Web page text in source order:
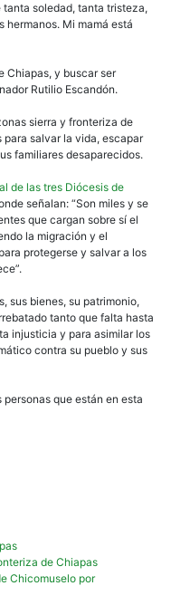
tanta soledad, tanta tristeza,
hermanos. Mi mamá está
Chiapas, y buscar ser
Rutilio Escandón.
sierra y fronteriza de
salvar la vida, escapar
familiares desaparecidos.
de las tres Diócesis de
señalan: “Son miles y se
que cargan sobre sí el
la migración y el
protegerse y salvar a los
sus bienes, su patrimonio,
tanto que falta hasta
injusticia y para asimilar los
contra su pueblo y sus
que están en esta
de Chiapas
Chicomuselo por